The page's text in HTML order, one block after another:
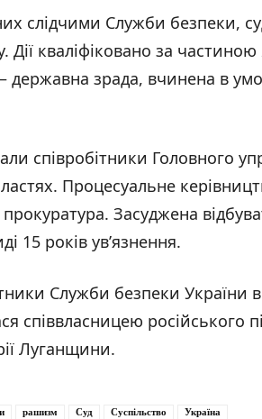
слідчими Служби безпеки,
кваліфіковано за частиною
державна зрада, вчинена в
співробітники Головного
Процесуальне
Засуджена
15 років ув’язнення.
Служби безпеки України
співвласницею російського
Луганщини.
рашизм Суд Суспільство Україна